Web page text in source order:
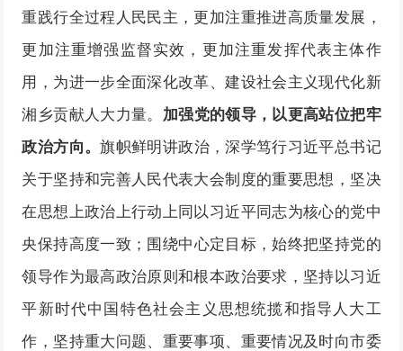
重践行全过程人民民主，更加注重推进高质量发展，
更加注重增强监督实效，更加注重发挥代表主体作
用，为进一步全面深化改革、建设社会主义现代化新
湘乡贡献人大力量。 加强党的领导，以更高站位把牢
政治方向。旗帜鲜明讲政治，深学笃行习近平总书记
关于坚持和完善人民代表大会制度的重要思想，坚决
在思想上政治上行动上同以习近平同志为核心的党中
央保持高度一致；围绕中心定目标，始终把坚持党的
领导作为最高政治原则和根本政治要求，坚持以习近
平新时代中国特色社会主义思想统揽和指导人大工
作，坚持重大问题、重要事项、重要情况及时向市委